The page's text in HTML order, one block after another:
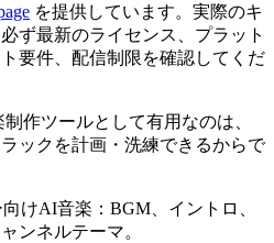
を提供しています。実際のキ
ず最新のライセンス、プラット
要件、配信制限を確認してくだ
作ツールとして有用なのは、
ックを計画・洗練できるからで
けAI音楽：BGM、イントロ、
ンネルテーマ。